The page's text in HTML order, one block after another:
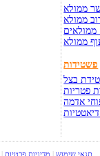
ממולא
ממולא
ממולאים
ממולא
פשטידות
בצל
פטריות
אדמה
תנאי שימוש מדיניות פרטיות